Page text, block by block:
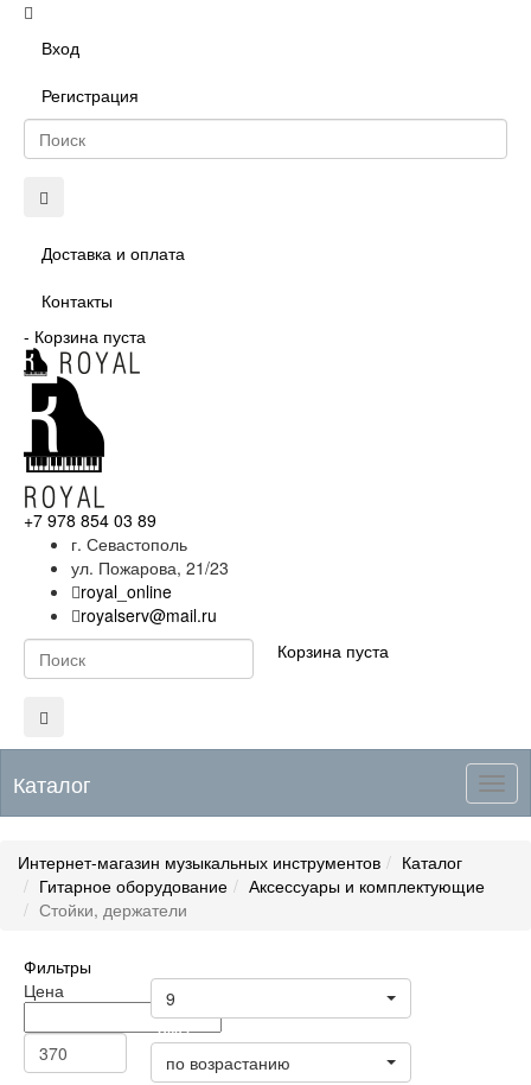
Вход
Регистрация
Доставка и оплата
Контакты
- Корзина пуста
+7 978 854 03 89
г. Севастополь
ул. Пожарова, 21/23
royal_online
royalserv@mail.ru
Корзина пуста
Каталог
Интернет-магазин музыкальных инструментов
Каталог
Гитарное оборудование
Аксессуары и комплектующие
Стойки, держатели
Фильтры
Цена
9
Цена
по возрастанию